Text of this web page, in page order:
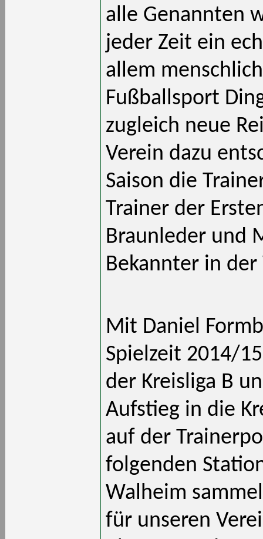
alle Genannten
jeder Zeit ein
allem
Fußballsport
zugleich neue
Verein dazu
Saison die
Trainer der
Braunleder und
Bekannter in
Mit Daniel
Spielzeit 2014/
der Kreisliga B
Aufstieg in die
auf der
folgenden
Walheim
für unseren